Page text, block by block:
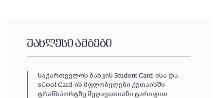
უახლესი ამბები
საქართველოს ბანკის Student Card-ისა და
sCool Card-ის მფლობელები ქუთაისში
ტრანსპორტზე შეღავათიანი ტარიფით